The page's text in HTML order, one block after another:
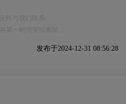
发布于2024-12-31 08:56:28